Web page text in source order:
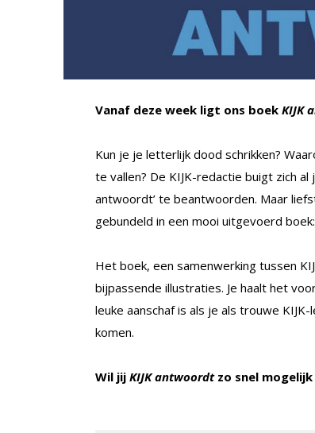
Vanaf deze week ligt ons boek KIJK
Kun je je letterlijk dood schrikken?
te vallen? De KIJK-redactie buigt zich
antwoordt’ te beantwoorden. Maar
gebundeld in een mooi uitgevoerd boek:
Het boek, een samenwerking tussen
bijpassende illustraties. Je haalt het
leuke aanschaf is als je als trouwe
komen.
Wil jij KIJK antwoordt zo snel